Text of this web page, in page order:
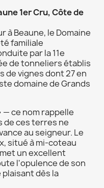
1er Cru, Côte de
à Beaune, le Domaine
familiale
par la 11e
de tonneliers établis
de vignes dont 27 en
domaine de Grands
— ce nom rappelle
de ces terres ne
au seigneur. Le
situé à mi-coteau
un excellent
l'opulence de son
dès la